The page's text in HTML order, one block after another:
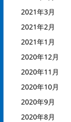
2021年3月
2021年2月
2021年1月
2020年12月
2020年11月
2020年10月
2020年9月
2020年8月